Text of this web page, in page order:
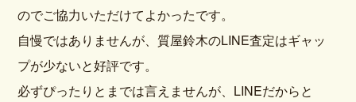
のでご協力いただけてよかったです。
自慢ではありませんが、質屋鈴木のLINE査定はギャッ
プが少ないと好評です。
必ずぴったりとまでは言えませんが、LINEだからと